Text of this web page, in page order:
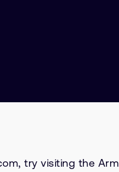
try visiting the Arm